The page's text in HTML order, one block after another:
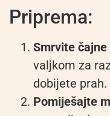
Priprema:
Smrvite
valjkom za
dobijete prah.
Pomiješajte